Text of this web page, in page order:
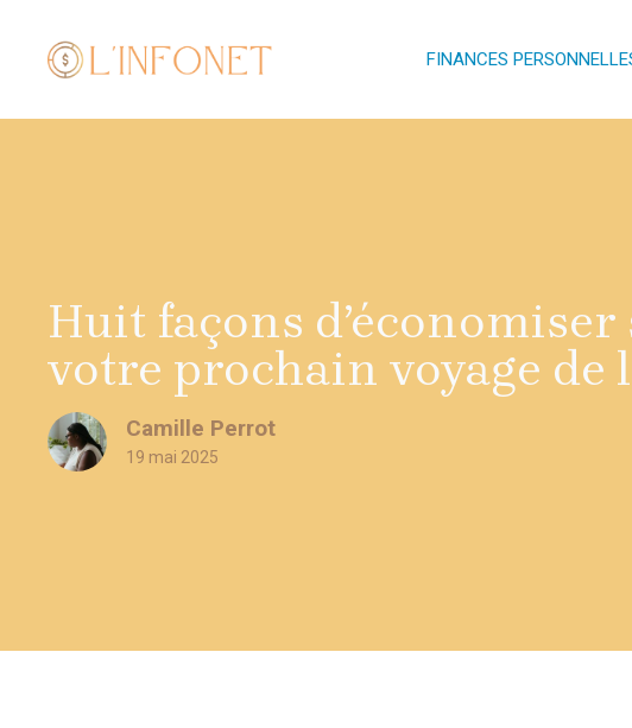
contenu
FINANCES
Huit façons d’économiser
votre prochain voyage de
Camille Perrot
19 mai 2025